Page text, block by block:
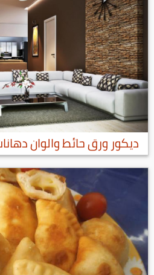
ديكور ورق حائط والوان دهانات